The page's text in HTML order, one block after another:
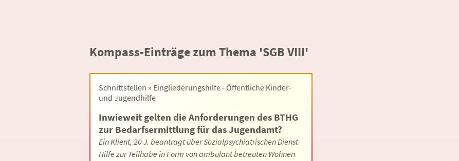
Kompass-Einträge zum Thema 'SGB VIII'
Schnittstellen » Eingliederungshilfe - Öffentliche Kinder-
und Jugendhilfe
Inwieweit gelten die Anforderungen des BTHG
zur Bedarfsermittlung für das Jugendamt?
Ein Klient, 20 J. beantragt über Sozialpsychiatrischen Dienst
Hilfe zur Teilhabe in Form von ambulant betreuten Wohnen